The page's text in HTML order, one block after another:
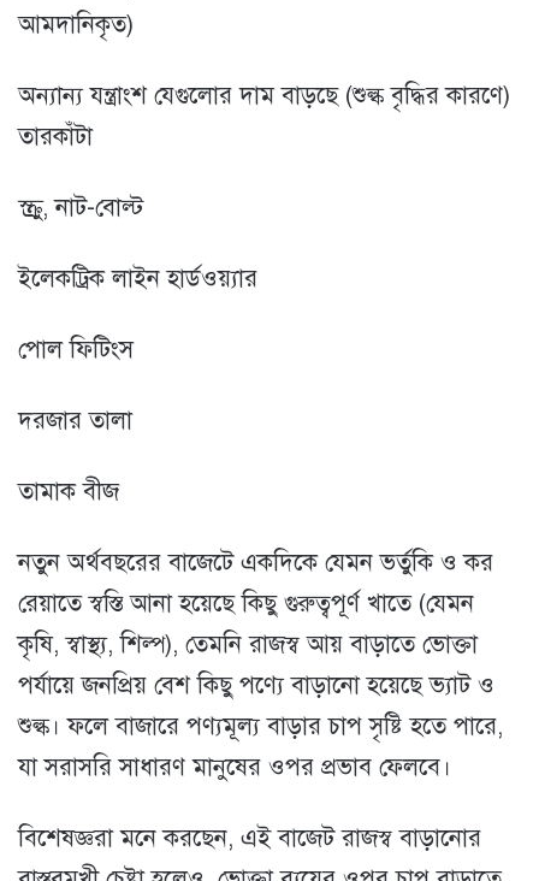
আমদানিকৃত)
অন্যান্য যন্ত্রাংশ যেগুলোর দাম বাড়ছে (শুল্ক বৃদ্ধির কারণে)
তারকাঁটা
স্ক্রু, নাট-বোল্ট
ইলেকট্রিক লাইন হার্ডওয়্যার
পোল ফিটিংস
দরজার তালা
তামাক বীজ
নতুন অর্থবছরের বাজেটে একদিকে যেমন ভর্তুকি ও কর
রেয়াতে স্বস্তি আনা হয়েছে কিছু গুরুত্বপূর্ণ খাতে (যেমন
কৃষি, স্বাস্থ্য, শিল্প), তেমনি রাজস্ব আয় বাড়াতে ভোক্তা
পর্যায়ে জনপ্রিয় বেশ কিছু পণ্যে বাড়ানো হয়েছে ভ্যাট ও
শুল্ক। ফলে বাজারে পণ্যমূল্য বাড়ার চাপ সৃষ্টি হতে পারে,
যা সরাসরি সাধারণ মানুষের ওপর প্রভাব ফেলবে।
বিশেষজ্ঞরা মনে করছেন, এই বাজেট রাজস্ব বাড়ানোর